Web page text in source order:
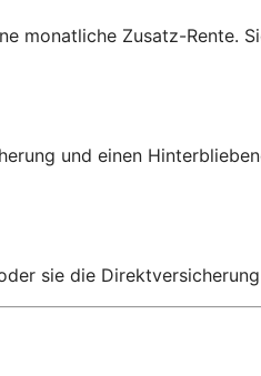
monatliche Zusatz-Rente.
und einen
sie die